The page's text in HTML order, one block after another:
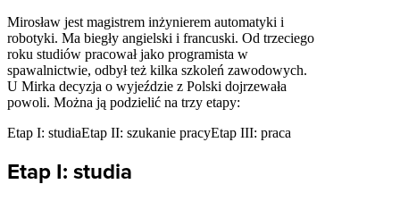
Mirosław jest magistrem inżynierem automatyki i
robotyki. Ma biegły angielski i francuski. Od trzeciego
roku studiów pracował jako programista w
spawalnictwie, odbył też kilka szkoleń zawodowych.
U Mirka decyzja o wyjeździe z Polski dojrzewała
powoli. Można ją podzielić na trzy etapy:
Etap I: studiaEtap II: szukanie pracyEtap III: praca
Etap I: studia